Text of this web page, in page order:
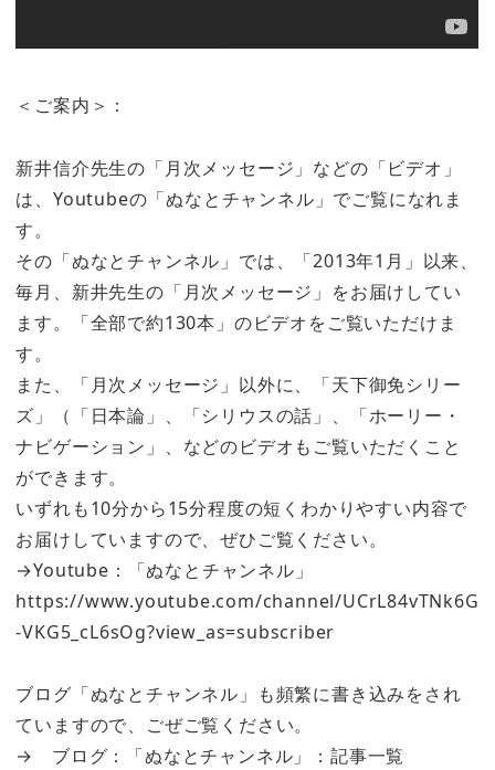
＜ご案内＞：
新井信介先生の「月次メッセージ」などの「ビデオ」
は、Youtubeの「ぬなとチャンネル」でご覧になれま
す。
その「ぬなとチャンネル」では、「2013年1月」以来、
毎月、新井先生の「月次メッセージ」をお届けしてい
ます。「全部で約130本」のビデオをご覧いただけま
す。
また、「月次メッセージ」以外に、「天下御免シリー
ズ」（「日本論」、「シリウスの話」、「ホーリー・
ナビゲーション」、などのビデオもご覧いただくこと
ができます。
いずれも10分から15分程度の短くわかりやすい内容で
お届けしていますので、ぜひご覧ください。
→Youtube：「ぬなとチャンネル」
https://www.youtube.com/channel/UCrL84vTNk6G
-VKG5_cL6sOg?view_as=subscriber
ブログ「ぬなとチャンネル」も頻繁に書き込みをされ
ていますので、ごぜご覧ください。
→ ブログ：「ぬなとチャンネル」：記事一覧